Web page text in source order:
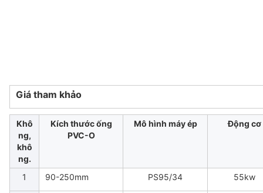
Giá tham khảo
Khô
ng,
khô
ng.
Kích thước ống
PVC-O
Mô hình máy ép Động cơ
1 90-250mm PS95/34 55kw